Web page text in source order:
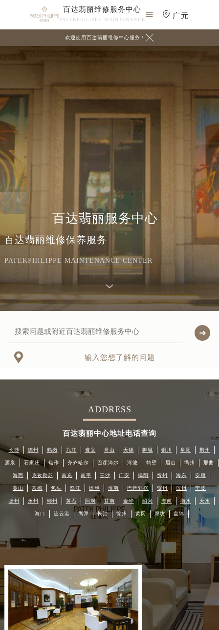
百达翡丽维修服务中心
PATEKPHILIPPE MAINTENANCE
 广元
欢迎使用百达翡丽维修中心服务！ 
百达翡丽服务中心
百达翡丽维修保养服务
PATEKPHILIPPE MAINTENANCE CENTER
 输入您想了解的问题
ADDRESS
百达翡丽中心地址电话查询
长沙 德州 鹤岗 九江 遵义 舟山 无锡 聊城 铜川 阜阳 荆州
酒泉 石家庄 焦作 齐齐哈尔 巴彦淖尔 河池 鹤壁 眉山 衢州 那曲
海西 克孜勒苏 南充 南平 三沙 广安 揭阳 忻州 海东 安顺
黄山 常德 包头 怒江 恩施 淮南 巴音郭楞 贺州 滨州 宁波
扬州 永州 郴州 黄石 阿坝 甘南 金华 绍兴 海南 衡水 天水
海口 连云港 鹰潭 长治 徐州 黄冈 廊坊 盘锦